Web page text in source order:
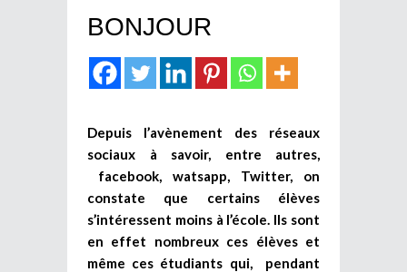
BONJOUR
Depuis l’avènement des réseaux
sociaux à savoir, entre autres,
facebook, watsapp, Twitter, on
constate que certains élèves
s’intéressent moins à l’école. Ils sont
en effet nombreux ces élèves et
même ces étudiants qui, pendant